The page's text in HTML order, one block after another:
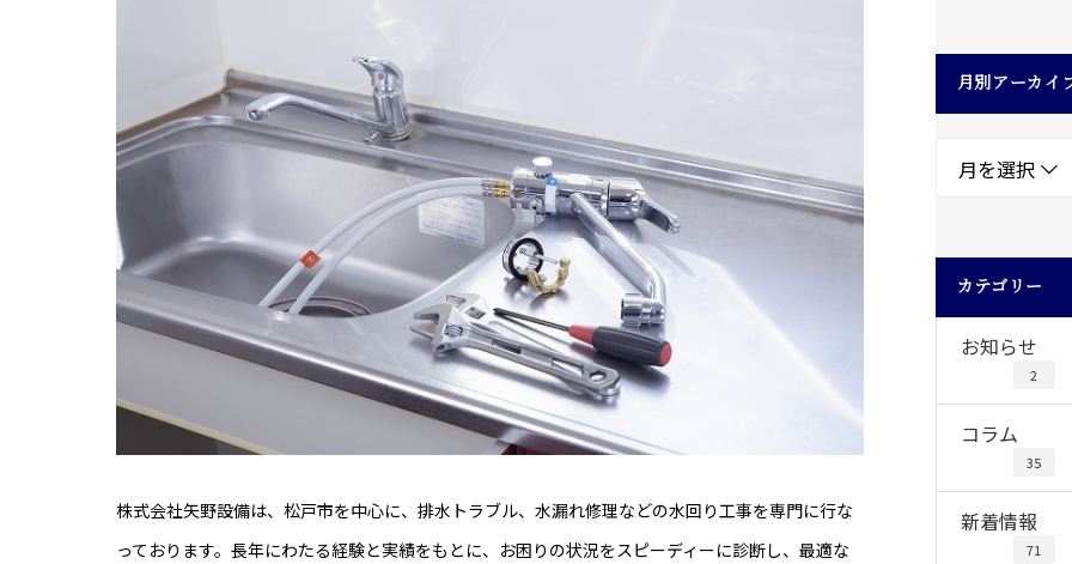
株式会社矢野設備は、松戸市を中心に、排水トラブル、水漏れ修理などの水回り工事を専門に行な
っております。長年にわたる経験と実績をもとに、お困りの状況をスピーディーに診断し、最適な
月別アーカイ
月を選択
カテゴリー
お知らせ
2
コラム
35
新着情報
71